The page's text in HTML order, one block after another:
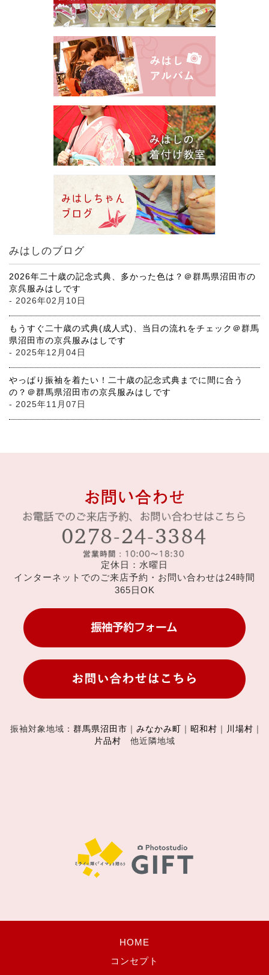
みはしのブログ
2026年二十歳の記念式典、多かった色は？＠群馬県沼田市の
京呉服みはしです
- 2026年02月10日
もうすぐ二十歳の式典(成人式)、当日の流れをチェック＠群馬
県沼田市の京呉服みはしです
- 2025年12月04日
やっぱり振袖を着たい！二十歳の記念式典までに間に合う
の？＠群馬県沼田市の京呉服みはしです
- 2025年11月07日
定休日：水曜日
インターネットでのご来店予約・お問い合わせは24時間
365日OK
振袖対象地域： 群馬県沼田市 ｜ みなかみ町 ｜ 昭和村 ｜ 川場村 ｜
片品村 他近隣地域
HOME
コンセプト